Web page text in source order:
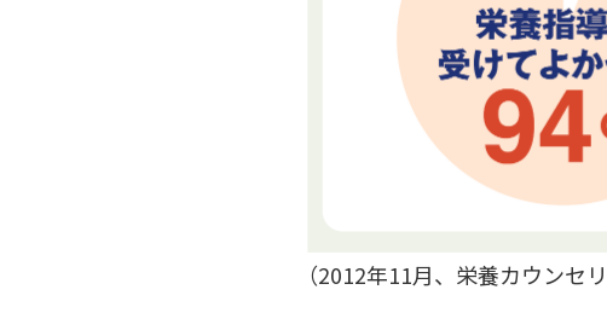
（2012年11月、栄養カウンセ